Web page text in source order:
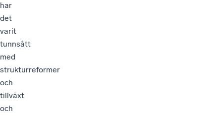
har
det
varit
tunnsått
med
strukturreformer
och
tillväxt
och